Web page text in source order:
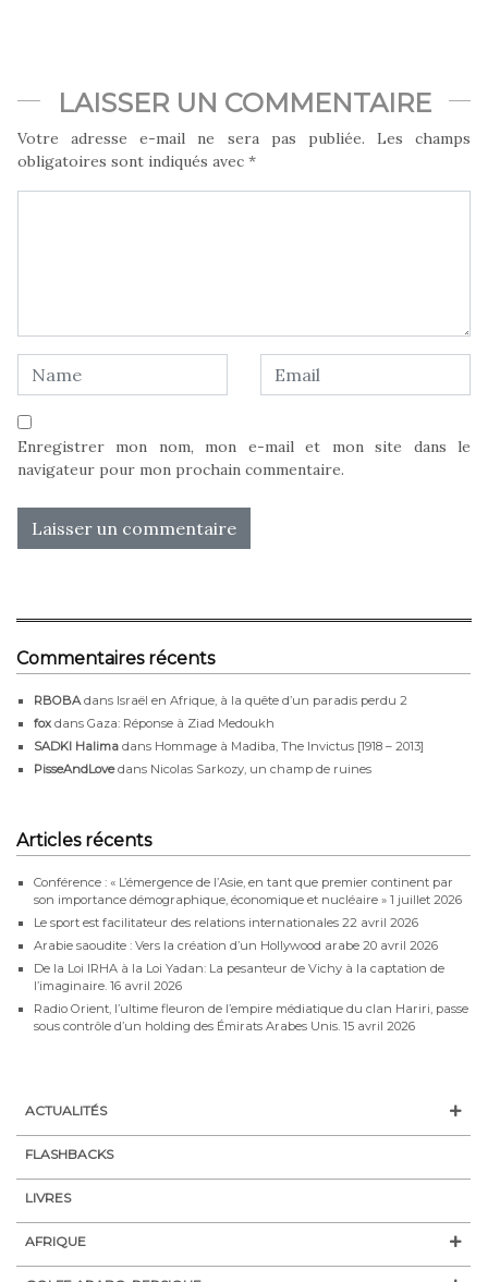
LAISSER UN COMMENTAIRE
Votre adresse e-mail ne sera pas publiée.
Les champs
obligatoires sont indiqués avec *
Enregistrer mon nom, mon e-mail et mon site dans le
navigateur pour mon prochain commentaire.
Commentaires récents
RBOBA dans Israël en Afrique, à la quête d’un paradis perdu 2
fox dans Gaza: Réponse à Ziad Medoukh
SADKI Halima dans Hommage à Madiba, The Invictus [1918 – 2013]
PisseAndLovedans Nicolas Sarkozy, un champ de ruines
Articles récents
Conférence : « L’émergence de l’Asie, en tant que premier continent par
son importance démographique, économique et nucléaire » 1 juillet 2026
Le sport est facilitateur des relations internationales 22 avril 2026
Arabie saoudite : Vers la création d’un Hollywood arabe 20 avril 2026
De la Loi IRHA à la Loi Yadan: La pesanteur de Vichy à la captation de
l’imaginaire. 16 avril 2026
Radio Orient, l’ultime fleuron de l’empire médiatique du clan Hariri, passe
sous contrôle d’un holding des Émirats Arabes Unis. 15 avril 2026
ACTUALITÉS
FLASHBACKS
LIVRES
AFRIQUE